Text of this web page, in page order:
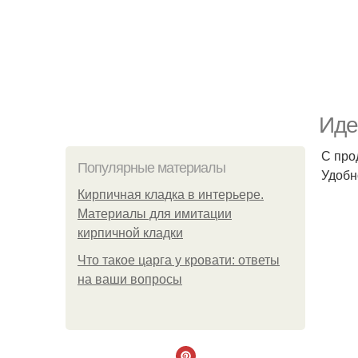
Популярные материалы
Кирпичная кладка в интерьере.
Материалы для имитации
кирпичной кладки
Что такое царга у кровати: ответы
на ваши вопросы
С